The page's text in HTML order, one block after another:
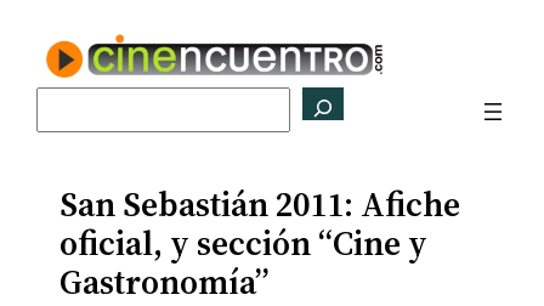
contenido
San Sebastián 2011: Afiche
oficial, y sección “Cine y
Gastronomía”